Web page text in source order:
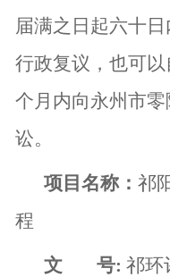
届满之日起六十
行政复议，也可
个月内向永州市
讼。
项目名称： 祁
程
文 号: 祁环